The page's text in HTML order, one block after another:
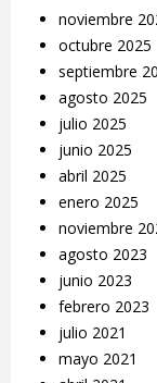
noviembre
octubre 2025
septiembre
agosto 2025
julio 2025
junio 2025
abril 2025
enero 2025
noviembre
agosto 2023
junio 2023
febrero 2023
julio 2021
mayo 2021